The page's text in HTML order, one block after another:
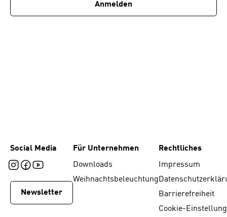
Anmelden
Social Media
Newsletter
Für Unternehmen
Downloads
Weihnachtsbeleuchtung
Rechtliches
Impressum
Barrierefreiheit
Cookie-